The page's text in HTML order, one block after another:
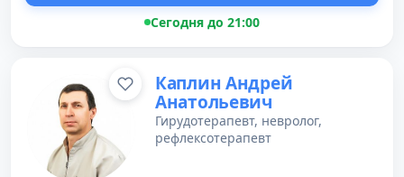
Сегодня до 21:00
Каплин Андрей
Анатольевич
Гирудотерапевт, невролог,
рефлексотерапевт